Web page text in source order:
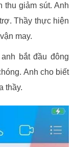
thu giảm sút. Anh
Thầy thực hiện
may.
bắt đầu đông
Anh cho biết
thầy.